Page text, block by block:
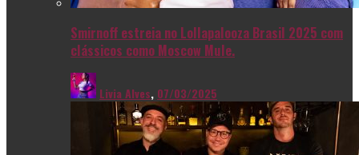
Smirnoff estreia no Lollapalooza Brasil 2025 com
clássicos como Moscow Mule.
Livia Alves, 07/03/2025